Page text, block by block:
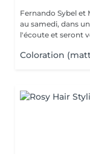
Fernando Sybel et
au samedi, dans un
l'écoute et seront
Coloration